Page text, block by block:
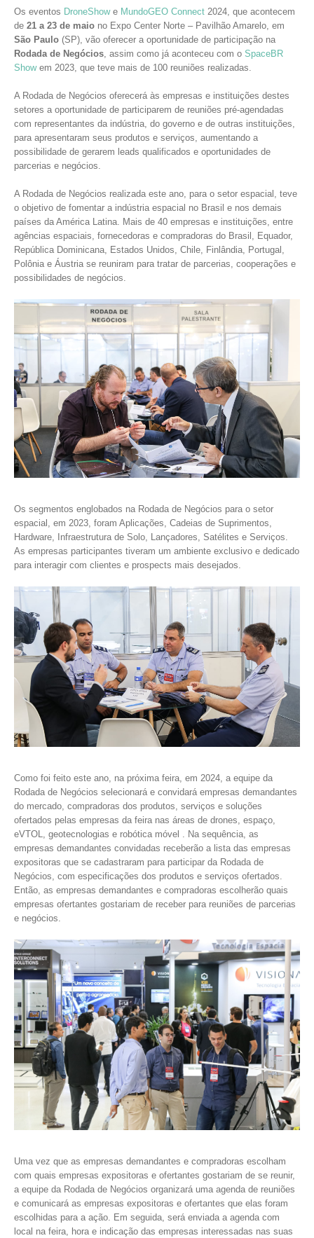
Os eventos DroneShowe MundoGEO Connect 2024, que acontecem
de 21 a 23 de maio no Expo Center Norte – Pavilhão Amarelo, em
São Paulo (SP), vão oferecer a oportunidade de participação na
Rodada de Negócios, assim como já aconteceu com o SpaceBR
Showem 2023, que teve mais de 100 reuniões realizadas.
A Rodada de Negócios oferecerá às empresas e instituições destes
setores a oportunidade de participarem de reuniões pré-agendadas
com representantes da indústria, do governo e de outras instituições,
para apresentaram seus produtos e serviços, aumentando a
possibilidade de gerarem leads qualificados e oportunidades de
parcerias e negócios.
A Rodada de Negócios realizada este ano, para o setor espacial, teve
o objetivo de fomentar a indústria espacial no Brasil e nos demais
países da América Latina. Mais de 40 empresas e instituições, entre
agências espaciais, fornecedoras e compradoras do Brasil, Equador,
República Dominicana, Estados Unidos, Chile, Finlândia, Portugal,
Polônia e Áustria se reuniram para tratar de parcerias, cooperações e
possibilidades de negócios.
Os segmentos englobados na Rodada de Negócios para o setor
espacial, em 2023, foram Aplicações, Cadeias de Suprimentos,
Hardware, Infraestrutura de Solo, Lançadores, Satélites e Serviços.
As empresas participantes tiveram um ambiente exclusivo e dedicado
para interagir com clientes e prospects mais desejados.
Como foi feito este ano, na próxima feira, em 2024, a equipe da
Rodada de Negócios selecionará e convidará empresas demandantes
do mercado, compradoras dos produtos, serviços e soluções
ofertados pelas empresas da feira nas áreas de drones, espaço,
eVTOL, geotecnologias e robótica móvel . Na sequência, as
empresas demandantes convidadas receberão a lista das empresas
expositoras que se cadastraram para participar da Rodada de
Negócios, com especificações dos produtos e serviços ofertados.
Então, as empresas demandantes e compradoras escolherão quais
empresas ofertantes gostariam de receber para reuniões de parcerias
e negócios.
Uma vez que as empresas demandantes e compradoras escolham
com quais empresas expositoras e ofertantes gostariam de se reunir,
a equipe da Rodada de Negócios organizará uma agenda de reuniões
e comunicará as empresas expositoras e ofertantes que elas foram
escolhidas para a ação. Em seguida, será enviada a agenda com
local na feira, hora e indicação das empresas interessadas nas suas